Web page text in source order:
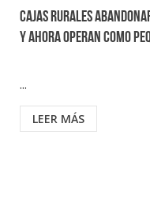
Cajas rurales
y ahora operan como
...
LEER MÁS